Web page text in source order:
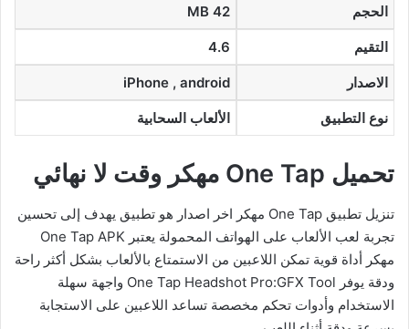
الحجم 42 MB
التقيم 4.6
الاصدار iPhone , android
نوع التطبيق الألعاب السحابية
تحميل One Tap مهكر وقت لا نهائي
تنزيل تطبيق One Tap مهكر اخر اصدار هو تطبيق يهدف إلى تحسين
تجربة لعب الألعاب على الهواتف المحمولة يعتبر One Tap APK
مهكر أداة قوية تمكن اللاعبين من الاستمتاع بالألعاب بشكل أكثر راحة
ودقة يوفر One Tap Headshot Pro:GFX Tool واجهة سهلة
الاستخدام وأدوات تحكم مخصصة تساعد اللاعبين على الاستجابة